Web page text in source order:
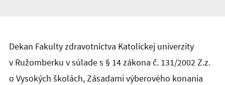
Dekan Fakulty zdravotníctva Katolíckej univerzity
v Ružomberku v súlade s § 14 zákona č. 131/2002 Z.z.
o Vysokých školách, Zásadami výberového konania